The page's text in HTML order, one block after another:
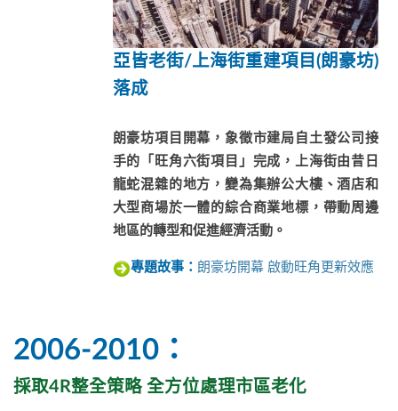
亞皆老街/上海街重建項目(朗豪坊)
落成
朗豪坊項目開幕，象徵市建局自土發公司接
手的「旺角六街項目」完成，上海街由昔日
龍蛇混雜的地方，變為集辦公大樓、酒店和
大型商場於一體的綜合商業地標，帶動周邊
地區的轉型和促進經濟活動。
專題故事： 朗豪坊開幕 啟動旺角更新效應
2006-2010：
採取4R整全策略 全方位處理市區老化